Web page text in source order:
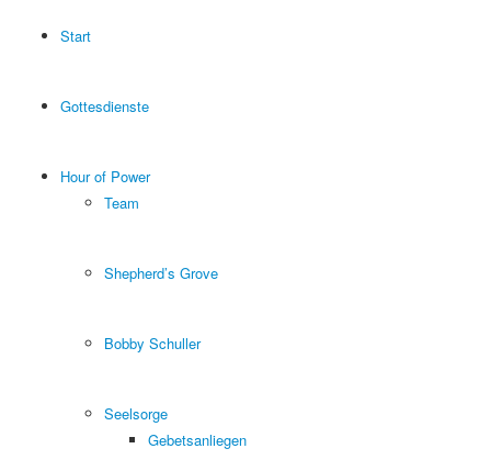
Start
Gottesdienste
Hour of Power
Team
Shepherd’s Grove
Bobby Schuller
Seelsorge
Gebetsanliegen